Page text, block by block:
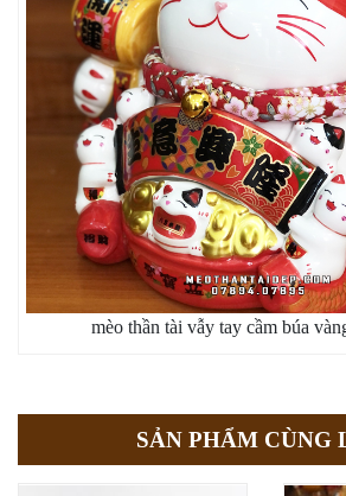
mèo thần tài vẫy tay cầm búa
SẢN PHẨM CÙNG